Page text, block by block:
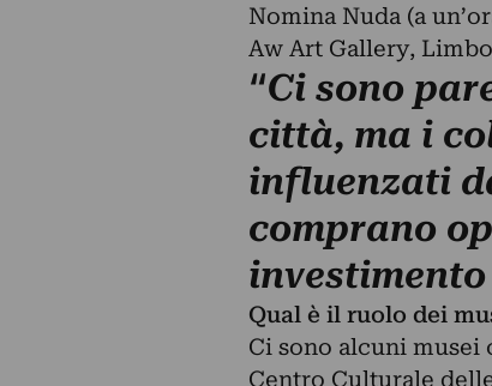
Nomina Nuda (a
Aw Art Gallery,
“Ci sono
città, ma i
influenzati
comprano
Qual è il ruolo dei
Ci sono alcuni musei
Centro Culturale